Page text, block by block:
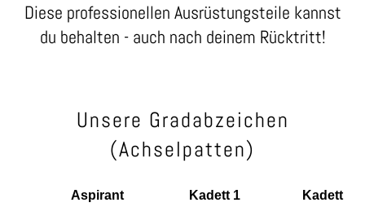
Diese professionellen Ausrüstungsteile kannst
du behalten - auch nach deinem Rücktritt!
Unsere Gradabzeichen
(Achselpatten)
Aspirant Kadett 1 Kadett